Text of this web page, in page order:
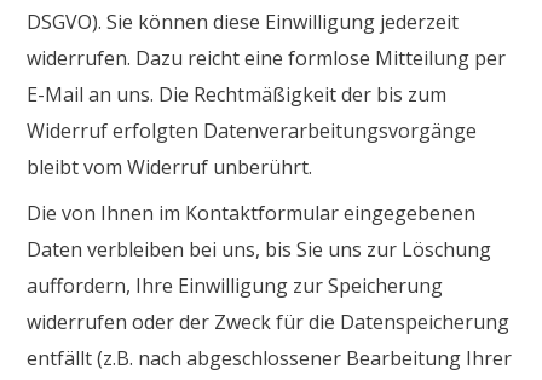
DSGVO). Sie können diese Einwilligung jederzeit
widerrufen. Dazu reicht eine formlose Mitteilung per
E-Mail an uns. Die Rechtmäßigkeit der bis zum
Widerruf erfolgten Datenverarbeitungsvorgänge
bleibt vom Widerruf unberührt.
Die von Ihnen im Kontaktformular eingegebenen
Daten verbleiben bei uns, bis Sie uns zur Löschung
auffordern, Ihre Einwilligung zur Speicherung
widerrufen oder der Zweck für die Datenspeicherung
entfällt (z.B. nach abgeschlossener Bearbeitung Ihrer